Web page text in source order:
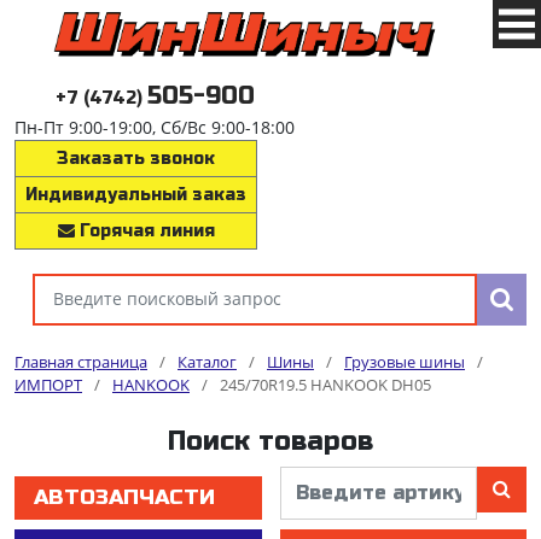
+7 (4742) 505-900
Пн-Пт 9:00-19:00, Сб/Вс 9:00-18:00
Заказать звонок
Индивидуальный заказ
Горячая линия
Главная страница / Каталог / Шины / Грузовые шины
/
ИМПОРТ / HANKOOK / 245/70R19.5 HANKOOK DH05
Поиск товаров
АВТОЗАПЧАСТИ